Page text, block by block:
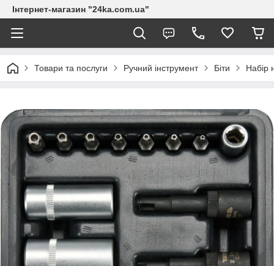
Інтернет-магазин "24ka.com.ua"
Товари та послуги Ручний інструмент Біти Набір